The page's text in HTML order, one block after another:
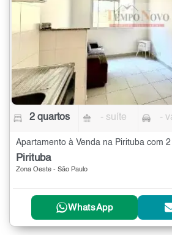
2 quartos - suíte -
Apartamento à Venda na Pirituba com
Pirituba
Zona Oeste - São Paulo
WhatsApp